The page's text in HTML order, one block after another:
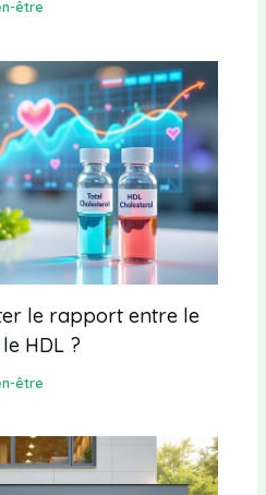
être
le rapport entre le
HDL ?
être